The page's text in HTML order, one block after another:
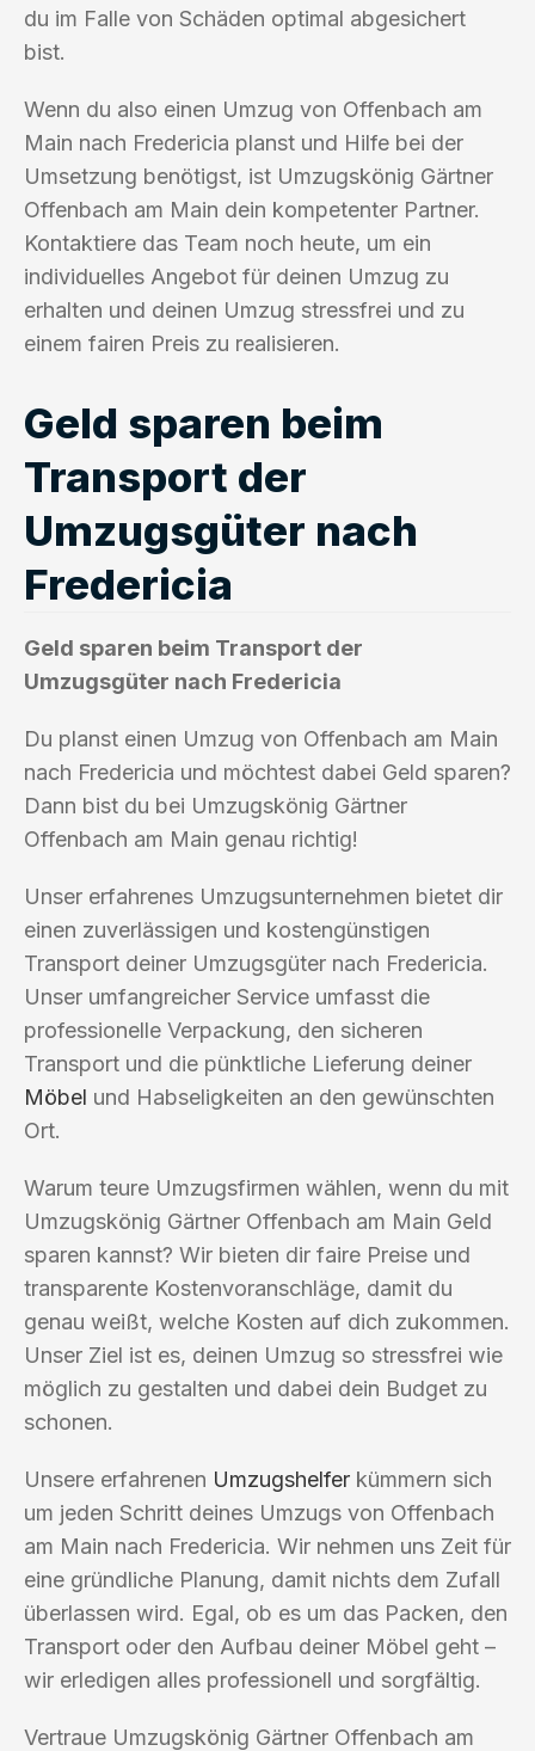
du im Falle von Schäden optimal abgesichert
bist.
Wenn du also einen Umzug von Offenbach am
Main nach Fredericia planst und Hilfe bei der
Umsetzung benötigst, ist Umzugskönig Gärtner
Offenbach am Main dein kompetenter Partner.
Kontaktiere das Team noch heute, um ein
individuelles Angebot für deinen Umzug zu
erhalten und deinen Umzug stressfrei und zu
einem fairen Preis zu realisieren.
Geld sparen beim
Transport der
Umzugsgüter nach
Fredericia
Geld sparen beim Transport der
Umzugsgüter nach Fredericia
Du planst einen Umzug von Offenbach am Main
nach Fredericia und möchtest dabei Geld sparen?
Dann bist du bei Umzugskönig Gärtner
Offenbach am Main genau richtig!
Unser erfahrenes Umzugsunternehmen bietet dir
einen zuverlässigen und kostengünstigen
Transport deiner Umzugsgüter nach Fredericia.
Unser umfangreicher Service umfasst die
professionelle Verpackung, den sicheren
Transport und die pünktliche Lieferung deiner
Möbel und Habseligkeiten an den gewünschten
Ort.
Warum teure Umzugsfirmen wählen, wenn du mit
Umzugskönig Gärtner Offenbach am Main Geld
sparen kannst? Wir bieten dir faire Preise und
transparente Kostenvoranschläge, damit du
genau weißt, welche Kosten auf dich zukommen.
Unser Ziel ist es, deinen Umzug so stressfrei wie
möglich zu gestalten und dabei dein Budget zu
schonen.
Unsere erfahrenen Umzugshelfer kümmern sich
um jeden Schritt deines Umzugs von Offenbach
am Main nach Fredericia. Wir nehmen uns Zeit für
eine gründliche Planung, damit nichts dem Zufall
überlassen wird. Egal, ob es um das Packen, den
Transport oder den Aufbau deiner Möbel geht –
wir erledigen alles professionell und sorgfältig.
Vertraue Umzugskönig Gärtner Offenbach am